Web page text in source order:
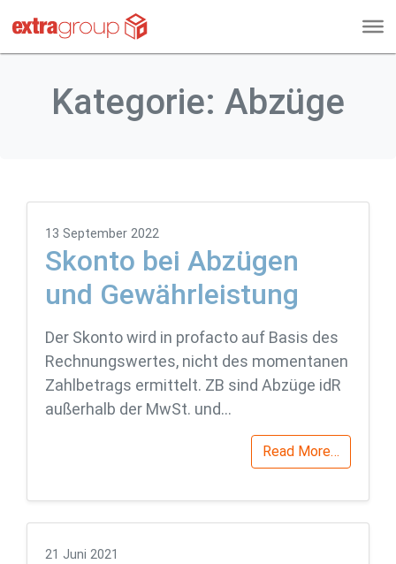
Kategorie: Abzüge
13 September 2022
Skonto bei Abzügen
und Gewährleistung
Der Skonto wird in profacto auf Basis des
Rechnungswertes, nicht des momentanen
Zahlbetrags ermittelt. ZB sind Abzüge idR
außerhalb der MwSt. und…
Read More…
21 Juni 2021